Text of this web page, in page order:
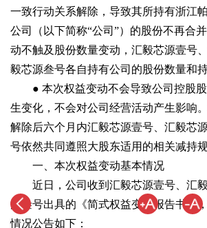
一致行动关系解除，导致其所持有浙江
公司（以下简称“公司”）的股份不再合
动不触及股份数量变动，汇毅芯源壹号
毅芯源叁号各自持有公司的股份数量和
● 本次权益变动不会导致公司控股股
生变化，不会对公司经营活动产生影响
解除后六个月内汇毅芯源壹号、汇毅芯
号依然共同遵照大股东适用的相关减持规
一、本次权益变动基本情况
近日，公司收到汇毅芯源壹号、汇毅
源叁号出具的《简式权益变动报告书》
情况公告如下：